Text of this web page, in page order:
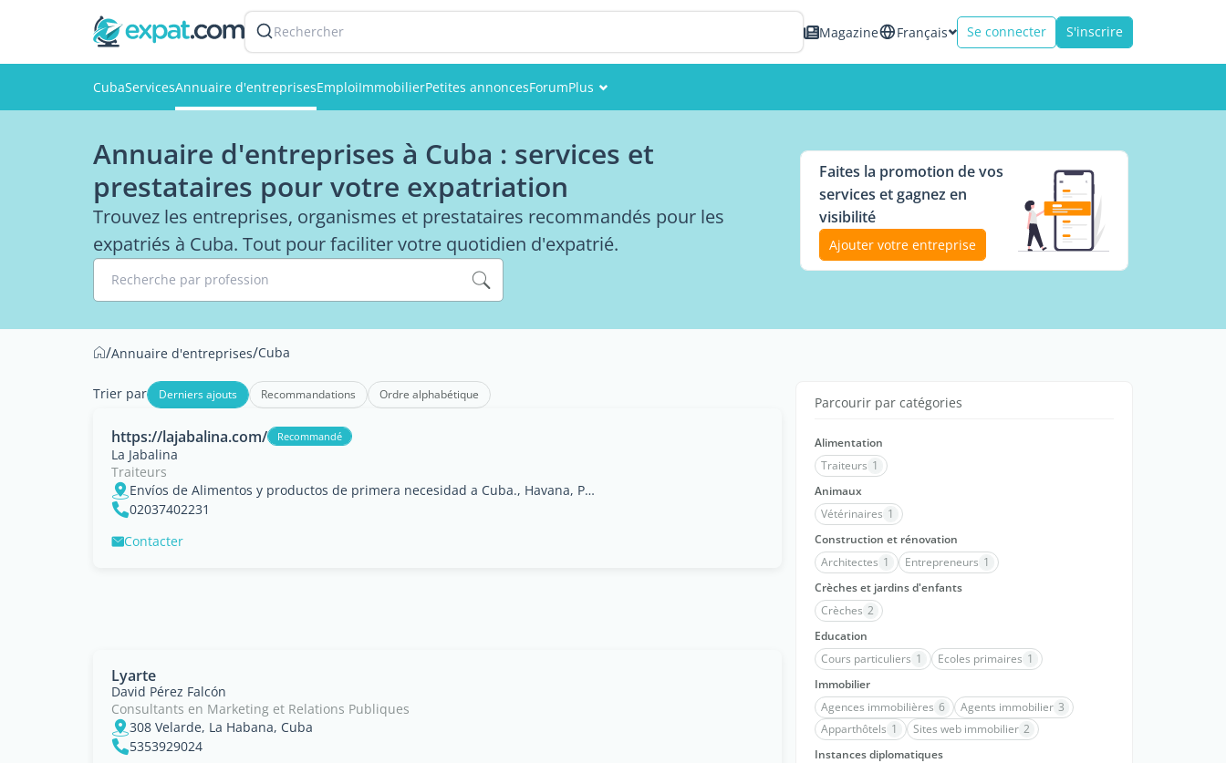
Rechercher Magazine Français Se connecter S'inscrire
CubaServicesAnnuaire d'entreprisesEmploiImmobilierPetites annoncesForumPlus
Membres
Photos
Annuaire d'entreprises à Cuba : services et
prestataires pour votre expatriation
Trouvez les entreprises, organismes et prestataires recommandés pour les
expatriés à Cuba. Tout pour faciliter votre quotidien d'expatrié.
Recherche par profession
Faites la promotion de vos
services et gagnez en
visibilité
Ajouter votre entreprise
/Annuaire d'entreprises/Cuba
Trier par Derniers ajouts Recommandations Ordre alphabétique
https://lajabalina.com/ Recommandé
La Jabalina
Traiteurs
Envíos de Alimentos y productos de primera necesidad a Cuba., Havana, Provincia de La Habana
02037402231
Contacter
Lyarte
David Pérez Falcón
Consultants en Marketing et Relations Publiques
308 Velarde, La Habana, Cuba
5353929024
Parcourir par catégories
Alimentation
Traiteurs 1
Animaux
Vétérinaires 1
Construction et rénovation
Architectes 1 Entrepreneurs 1
Crèches et jardins d'enfants
Crèches 2
Education
Cours particuliers 1 Ecoles primaires 1
Immobilier
Agences immobilières 6 Agents immobilier 3
Apparthôtels 1 Sites web immobilier 2
Instances diplomatiques